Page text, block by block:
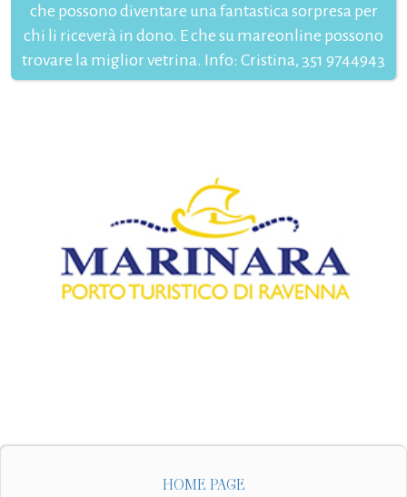
che possono diventare una fantastica sorpresa per
chi li riceverà in dono. E che su mareonline possono
trovare la miglior vetrina. Info: Cristina, 351 9744943
HOME PAGE